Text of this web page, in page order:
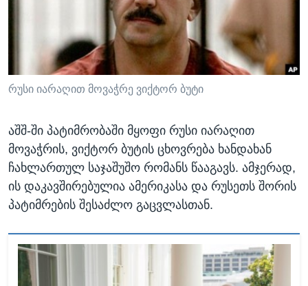
ᲡᲢᲣᲓᲘᲐ ᲕᲐᲨᲘᲜᲒᲢᲝᲜᲘ
ᲯᲐᲜᲛᲠᲗᲔᲚᲝᲑᲐ
ᲛᲔᲪᲜᲘᲔᲠᲔᲑᲐ
ᲘᲜᲢᲔᲠᲕᲘᲣ
ᲒᲐᲚᲘᲚᲔᲝ
ᲓᲔᲖᲘᲜᲤᲝᲠᲛᲐᲪᲘᲐ
ᲗᲕᲐᲚᲘ ᲒᲕᲐᲓᲔᲕᲜᲔᲗ
ენები
რუსი იარაღით მოვაჭრე ვიქტორ ბუტი
აშშ-ში პატიმრობაში მყოფი რუსი იარაღით
მოვაჭრის, ვიქტორ ბუტის ცხოვრება ხანდახან
ჩახლართულ საჯაშუშო რომანს წააგავს. ამჯერად,
ის დაკავშირებულია ამერიკასა და რუსეთს შორის
პატიმრების შესაძლო გაცვლასთან.